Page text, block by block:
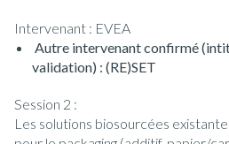
Intervenant : EVEA
Autre intervenant confirmé
validation) : (RE)SET
Session 2 :
Les solutions biosourcées